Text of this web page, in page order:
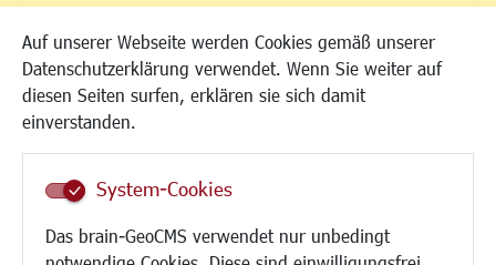
Auf unserer Webseite werden Cookies gemäß unserer
Datenschutzerklärung verwendet. Wenn Sie weiter auf
diesen Seiten surfen, erklären sie sich damit
einverstanden.
System-Cookies
Das brain-GeoCMS verwendet nur unbedingt
Kinderbetreuung
Kinder und Jugend
Institutionen für Familien
Frauen
Schule
Demokratie leben